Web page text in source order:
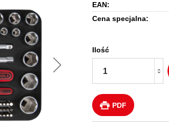
EAN:
Cena specjalna:
Ilość
PDF